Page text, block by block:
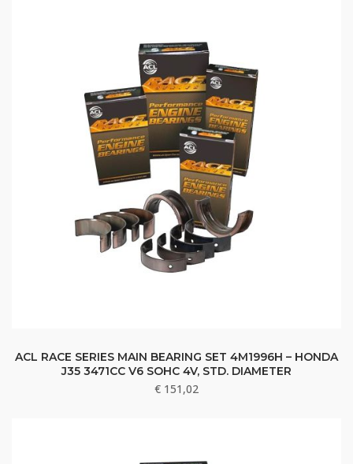
ACL RACE SERIES MAIN BEARING SET 4M1996H – HONDA
J35 3471CC V6 SOHC 4V, STD. DIAMETER
€ 151,02